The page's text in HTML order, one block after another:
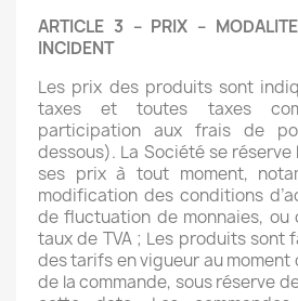
ARTICLE 3 – PRIX –
INCIDENT
Les prix des produits sont
taxes et toutes taxes
participation aux frais de
dessous). La Société se
ses prix à tout moment,
modification des conditions
de fluctuation de monnaies,
taux de TVA ; Les produits sont
des tarifs en vigueur au
de la commande, sous réserve